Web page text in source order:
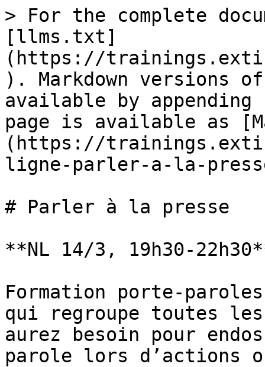
> For the complete
[llms.txt]
(https://
). Markdown versions
available by
page is available as
(https://
ligne-parler-a-la-
# Parler à la presse
**NL 14/3, 19h30-
Formation porte-
qui regroupe toutes
aurez besoin pour
parole lors d’actions